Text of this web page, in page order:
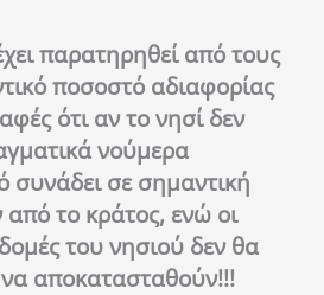
παρατηρηθεί από τους
ποσοστό αδιαφορίας
ότι αν το νησί δεν
νούμερα
σε σημαντική
το κράτος, ενώ οι
του νησιού δεν θα
αποκατασταθούν!!!